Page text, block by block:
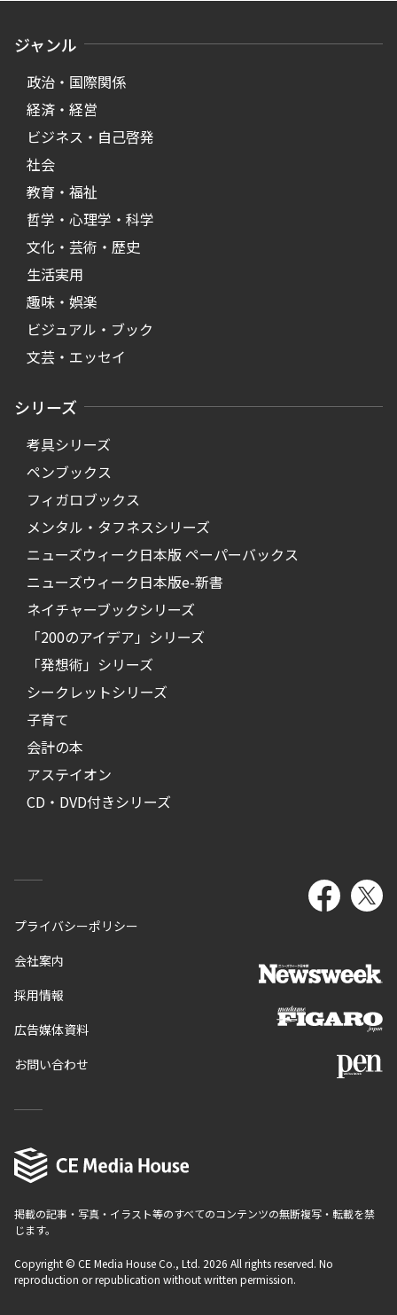
ジャンル
政治・国際関係
経済・経営
ビジネス・自己啓発
社会
教育・福祉
哲学・心理学・科学
文化・芸術・歴史
生活実用
趣味・娯楽
ビジュアル・ブック
文芸・エッセイ
シリーズ
考具シリーズ
ペンブックス
フィガロブックス
メンタル・タフネスシリーズ
ニューズウィーク日本版 ペーパーバックス
ニューズウィーク日本版e-新書
ネイチャーブックシリーズ
「200のアイデア」シリーズ
「発想術」シリーズ
シークレットシリーズ
子育て
会計の本
アステイオン
CD・DVD付きシリーズ
プライバシーポリシー
会社案内
採用情報
広告媒体資料
お問い合わせ
掲載の記事・写真・イラスト等のすべてのコンテンツの無断複写・転載を禁
じます。
Copyright © CE Media House Co., Ltd. 2026 All rights reserved. No
reproduction or republication without written permission.